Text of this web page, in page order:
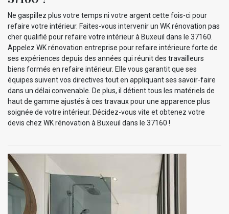
Ne gaspillez plus votre temps ni votre argent cette fois-ci pour
refaire votre intérieur. Faites-vous intervenir un WK rénovation pas
cher qualifié pour refaire votre intérieur à Buxeuil dans le 37160.
Appelez WK rénovation entreprise pour refaire intérieure forte de
ses expériences depuis des années qui réunit des travailleurs
biens formés en refaire intérieur. Elle vous garantit que ses
équipes suivent vos directives tout en appliquant ses savoir-faire
dans un délai convenable. De plus, il détient tous les matériels de
haut de gamme ajustés à ces travaux pour une apparence plus
soignée de votre intérieur. Décidez-vous vite et obtenez votre
devis chez WK rénovation à Buxeuil dans le 37160 !